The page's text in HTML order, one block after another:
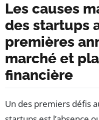
Les causes
des startups
premières
marché et
financière
Un des premiers défis